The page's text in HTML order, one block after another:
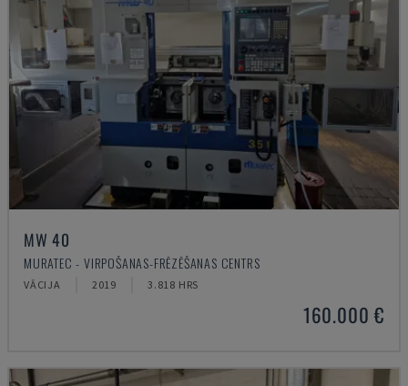
MW 40
MURATEC - VIRPOŠANAS-FRĒZĒŠANAS CENTRS
VĀCIJA 2019 3.818 HRS
160.000 €